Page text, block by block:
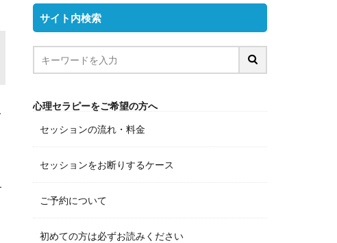
サイト内検索
心理セラピーをご希望の方へ
セッションの流れ・料金
セッションをお断りするケース
ご予約について
初めての方は必ずお読みください